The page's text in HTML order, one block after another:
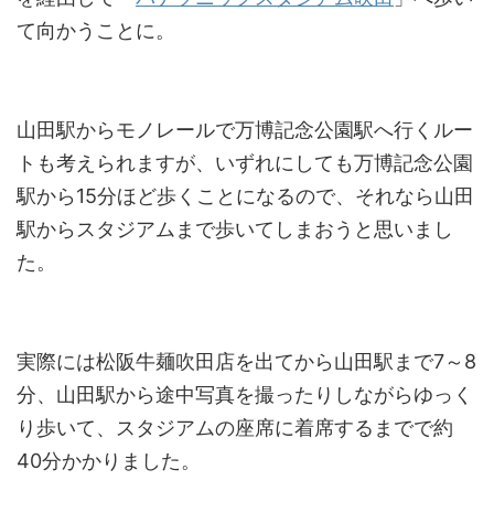
て向かうことに。
山田駅からモノレールで万博記念公園駅へ行くルー
トも考えられますが、いずれにしても万博記念公園
駅から15分ほど歩くことになるので、それなら山田
駅からスタジアムまで歩いてしまおうと思いまし
た。
実際には松阪牛麺吹田店を出てから山田駅まで7～8
分、山田駅から途中写真を撮ったりしながらゆっく
り歩いて、スタジアムの座席に着席するまでで約
40分かかりました。